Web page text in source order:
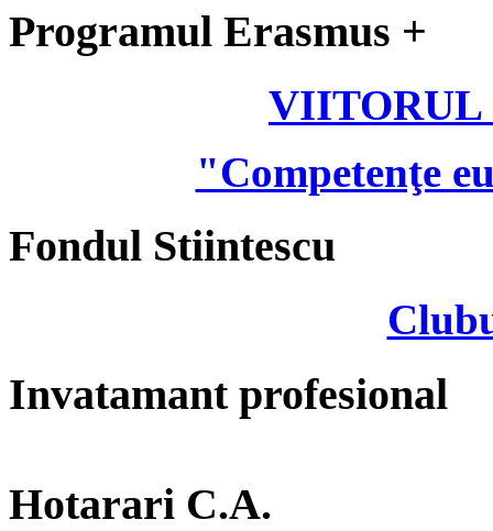
Programul Erasmus +
VIITORUL
"Competenţe
Fondul Stiintescu
Invatamant profesional
Hotarari C.A.